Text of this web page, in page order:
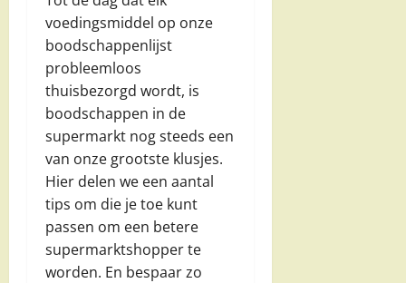
voedingsmiddel op onze
boodschappenlijst
probleemloos
thuisbezorgd wordt, is
boodschappen in de
supermarkt nog steeds een
van onze grootste klusjes.
Hier delen we een aantal
tips om die je toe kunt
passen om een betere
supermarktshopper te
worden. En bespaar zo